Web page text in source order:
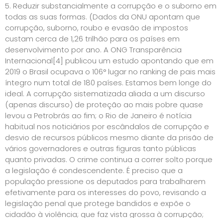
5. Reduzir substancialmente a corrupção e o suborno em
todas as suas formas. (Dados da ONU apontam que
corrupção, suborno, roubo e evasão de impostos
custam cerca de 1,26 trilhão para os países em
desenvolvimento por ano. A ONG Transparência
Internacional[4] publicou um estudo apontando que em
2019 o Brasil ocupava o 106° lugar no ranking de pais mais
íntegro num total de 180 países. Estamos bem longe do
ideal. A corrupção sistematizada aliada a um discurso
(apenas discurso) de proteção ao mais pobre quase
levou a Petrobrás ao fim; o Rio de Janeiro é notícia
habitual nos noticiários por escândalos de corrupção e
desvio de recursos públicos mesmo diante da prisão de
vários governadores e outras figuras tanto públicas
quanto privadas. O crime continua a correr solto porque
a legislação é condescendente. É preciso que a
população pressione os deputados para trabalharem
efetivamente para os interesses do povo, revisando a
legislação penal que protege bandidos e expõe o
cidadão à violência; que faz vista grossa à corrupção;